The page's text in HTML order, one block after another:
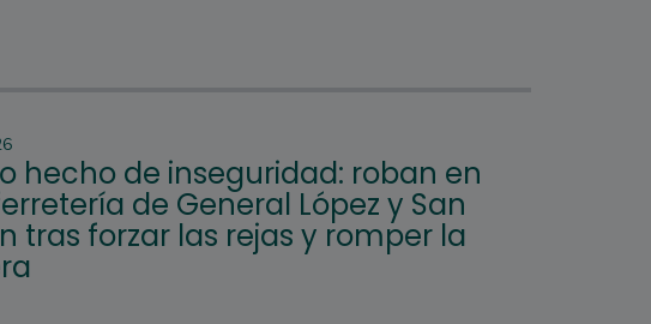
hecho de inseguridad: roban en
de General López y San
tras forzar las rejas y romper la